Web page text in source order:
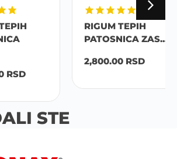
RIGUM TEPIH
PATOSNICA ZAS...
2,800.00RSD
STE